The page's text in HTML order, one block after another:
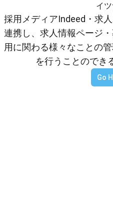
イ
採用メディアIndeed・求
連携し、求人情報ページ
用に関わる様々なことの
を行うことのでき
Go